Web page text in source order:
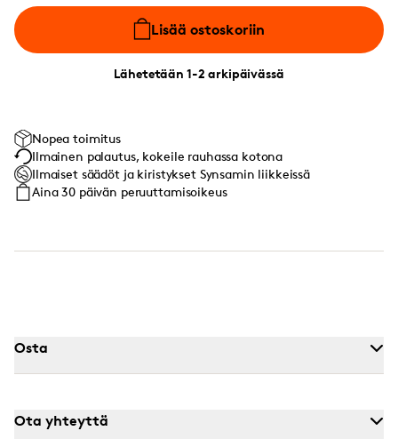
Lisää ostoskoriin
Lähetetään 1-2 arkipäivässä
Nopea toimitus
Ilmainen palautus, kokeile rauhassa kotona
Ilmaiset säädöt ja kiristykset Synsamin liikkeissä
Aina 30 päivän peruuttamisoikeus
Osta
Ota yhteyttä